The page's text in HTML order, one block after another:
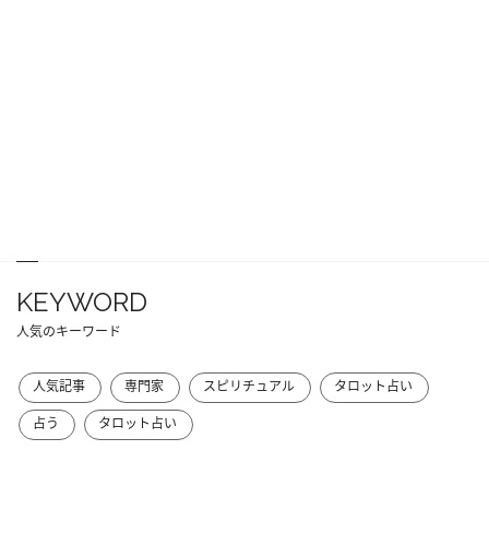
KEYWORD
人気のキーワード
人気記事 専門家 スピリチュアル
タロット占い
占う
タロット占い